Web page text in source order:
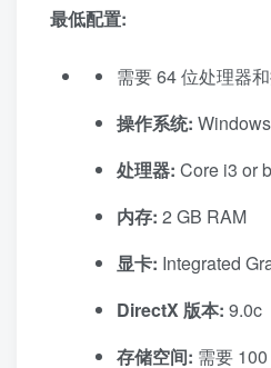
最低配置:
需要 64 位处理器
操作系统:
处理器: Core i3 or
内存: 2 GB RAM
显卡: Integrated
DirectX 版本: 9.0c
存储空间: 需要